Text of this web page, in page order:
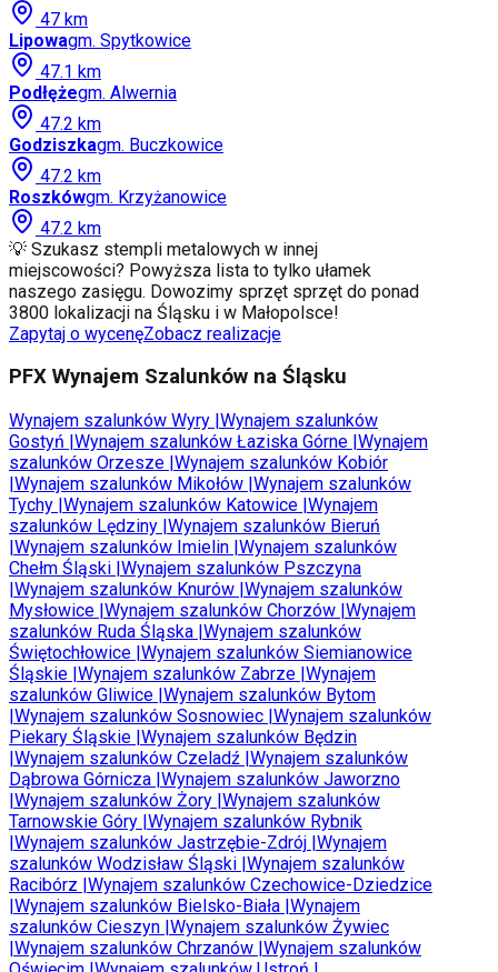
47 km
Lipowagm. Spytkowice
47.1 km
Podłężegm. Alwernia
47.2 km
Godziszkagm. Buczkowice
47.2 km
Roszkówgm. Krzyżanowice
47.2 km
💡 Szukasz stempli metalowych w innej
miejscowości? Powyższa lista to tylko ułamek
naszego zasięgu. Dowozimy sprzęt sprzęt do ponad
3800 lokalizacji na Śląsku i w Małopolsce!
Zapytaj o wycenęZobacz realizacje
PFX Wynajem Szalunków na Śląsku
Wynajem szalunków Wyry Wynajem szalunków
Gostyń Wynajem szalunków Łaziska Górne Wynajem
szalunków Orzesze Wynajem szalunków Kobiór
Wynajem szalunków Mikołów Wynajem szalunków
Tychy Wynajem szalunków Katowice Wynajem
szalunków Lędziny Wynajem szalunków Bieruń
Wynajem szalunków Imielin Wynajem szalunków
Chełm Śląski Wynajem szalunków Pszczyna
Wynajem szalunków Knurów Wynajem szalunków
Mysłowice Wynajem szalunków Chorzów Wynajem
szalunków Ruda Śląska Wynajem szalunków
Świętochłowice Wynajem szalunków Siemianowice
Śląskie Wynajem szalunków Zabrze Wynajem
szalunków Gliwice Wynajem szalunków Bytom
Wynajem szalunków Sosnowiec Wynajem szalunków
Piekary Śląskie Wynajem szalunków Będzin
Wynajem szalunków Czeladź Wynajem szalunków
Dąbrowa Górnicza Wynajem szalunków Jaworzno
Wynajem szalunków Żory Wynajem szalunków
Tarnowskie Góry Wynajem szalunków Rybnik
Wynajem szalunków Jastrzębie-Zdrój Wynajem
szalunków Wodzisław Śląski Wynajem szalunków
Racibórz Wynajem szalunków Czechowice-Dziedzice
Wynajem szalunków Bielsko-Biała Wynajem
szalunków Cieszyn Wynajem szalunków Żywiec
Wynajem szalunków Chrzanów Wynajem szalunków